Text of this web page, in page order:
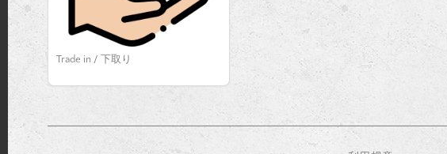
Trade in / 下取り